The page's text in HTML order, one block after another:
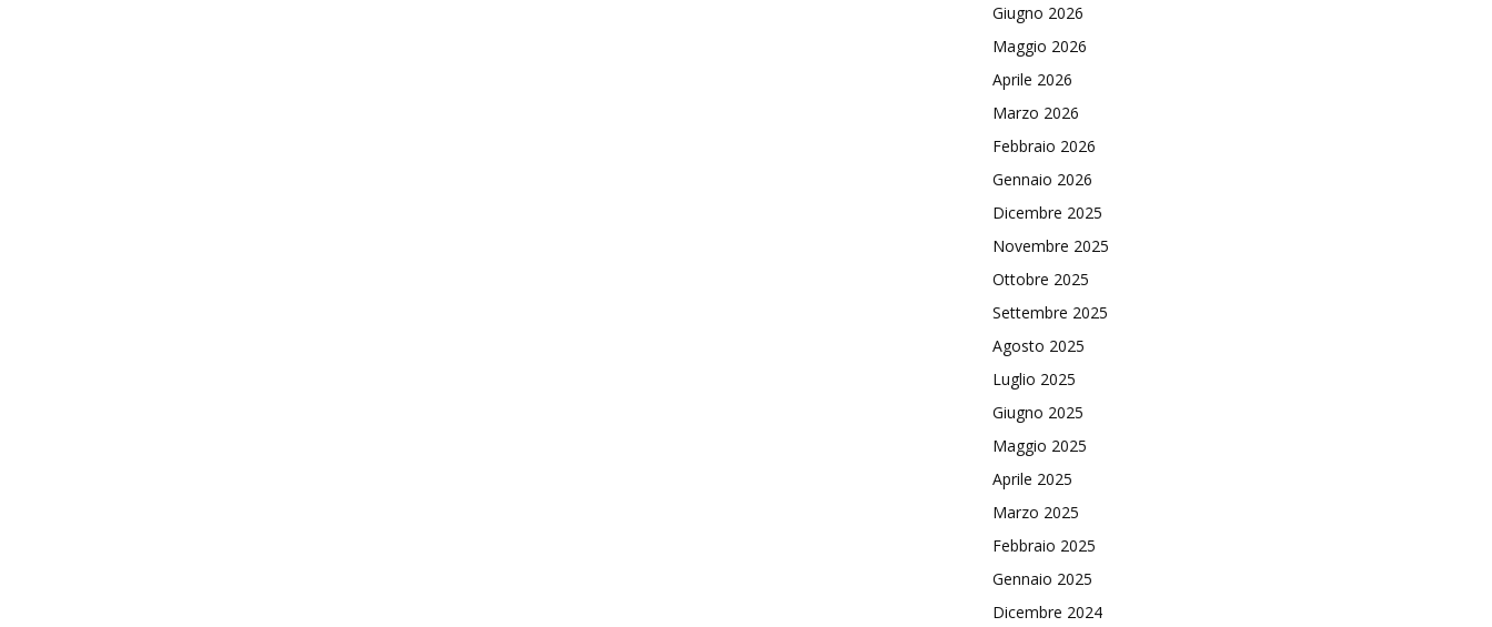
Giugno 2026
Maggio 2026
Aprile 2026
Marzo 2026
Febbraio 2026
Gennaio 2026
Dicembre 2025
Novembre 2025
Ottobre 2025
Settembre 2025
Agosto 2025
Luglio 2025
Giugno 2025
Maggio 2025
Aprile 2025
Marzo 2025
Febbraio 2025
Gennaio 2025
Dicembre 2024